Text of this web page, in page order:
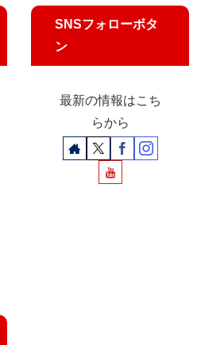
教
委
議
る
SNSフォローボタ
ン
最新の情報はこち
らから